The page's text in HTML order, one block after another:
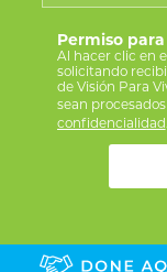
Permiso
Al hacer clic en
solicitando
de Visión Para
sean
confidencialidad.